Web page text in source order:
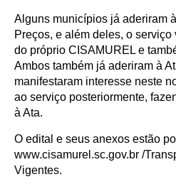
Alguns municípios já aderiram
Preços, e além deles, o
do próprio CISAMUREL e
Ambos também já aderiram à
manifestaram interesse neste
ao serviço posteriormente,
à Ata.
O edital e seus anexos estão
www.cisamurel.sc.gov.br /
Vigentes.